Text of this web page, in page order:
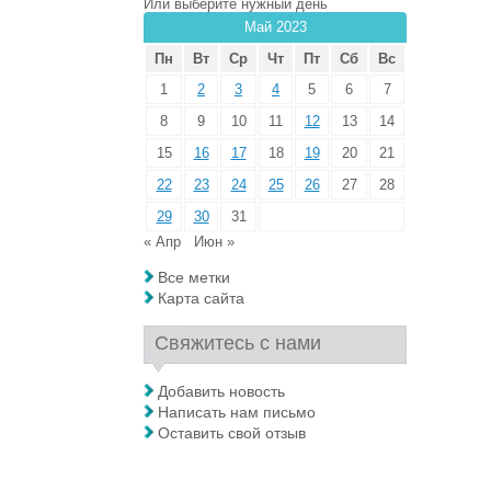
Или выберите нужный день
Май 2023
Пн
Вт Ср Чт Пт Сб
Вс
1
2 3 4 5 6
7
8
9 10 11 12 13
14
15
16 17 18 19 20
21
22
23 24 25 26 27
28
29
30
31
« Апр
Июн »
Все метки
Карта сайта
Свяжитесь с нами
Добавить новость
Написать нам письмо
Оставить свой отзыв